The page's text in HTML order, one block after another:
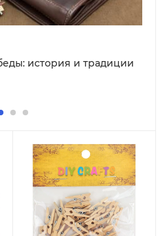
история и традиции